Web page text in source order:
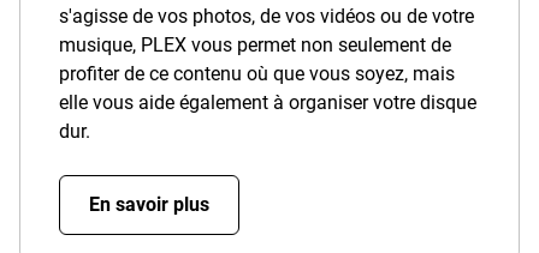
s'agisse de vos photos, de vos vidéos ou de votre
musique, PLEX vous permet non seulement de
profiter de ce contenu où que vous soyez, mais
elle vous aide également à organiser votre disque
dur.
En savoir plus